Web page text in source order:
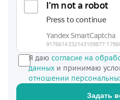
Я даю согласие на
данных и принимаю
отношении
Задать